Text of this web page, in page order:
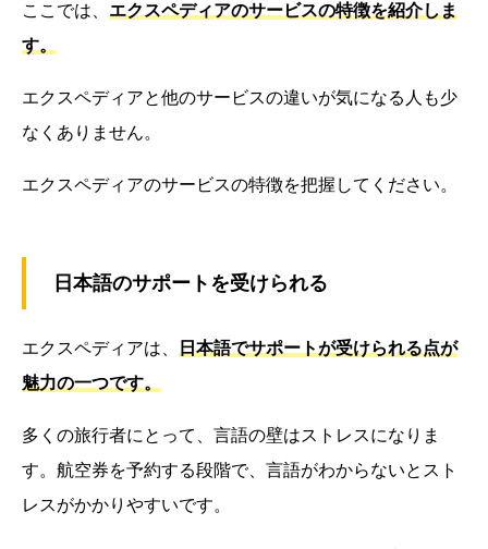
ここでは、 エクスペディアのサービスの特徴を紹介しま
す。
エクスペディアと他のサービスの違いが気になる人も少
なくありません。
エクスペディアのサービスの特徴を把握してください。
日本語のサポートを受けられる
エクスペディアは、
日本語でサポートが受けられる点が
魅力の一つです。
多くの旅行者にとって、言語の壁はストレスになりま
す。航空券を予約する段階で、言語がわからないとスト
レスがかかりやすいです。